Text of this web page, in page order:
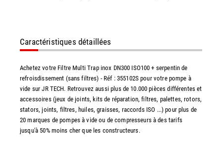
Caractéristiques détaillées
Achetez votre Filtre Multi Trap inox DN300 ISO100 + serpentin de
refroisdissement (sans filtres) - Réf : 355102S pour votre pompe à
vide sur JR TECH. Retrouvez aussi plus de 10.000 pièces différentes et
accessoires (jeux de joints, kits de réparation, filtres, palettes, rotors,
stators, joints, filtres, huiles, graisses, raccords ISO ...) pour plus de
20 marques de pompes à vide ou de compresseurs à des tarifs
jusqu'à 50% moins cher que les constructeurs.